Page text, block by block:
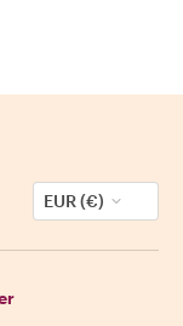
EUR (€)